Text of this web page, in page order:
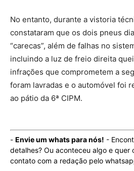
No entanto, durante a vistoria
constataram que os dois pneus
“carecas”, além de falhas no
incluindo a luz de freio direita
infrações que comprometem a
foram lavradas e o automóvel foi
ao pátio da 6ª CIPM.
- Envie um whats para nós! -
detalhes? Ou aconteceu algo e quer
contato com a redação pelo